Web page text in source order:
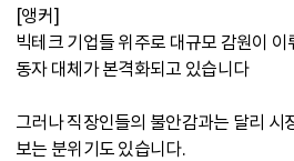
[앵커]
빅테크 기업들 위주로 대규모 감원이
동자 대체가 본격화되고 있습니다
그러나 직장인들의 불안감과는 달리 시
보는 분위기도 있습니다.